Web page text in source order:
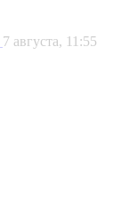
7 августа, 11:55